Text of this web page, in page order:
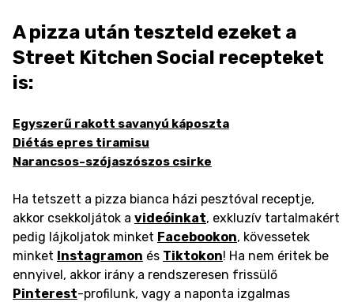
A pizza után teszteld ezeket a
Street Kitchen Social recepteket
is:
Egyszerű rakott savanyú káposzta
Diétás epres tiramisu
Narancsos-szójaszószos csirke
Ha tetszett a pizza bianca házi pesztóval receptje,
akkor csekkoljátok a videóinkat, exkluzív tartalmakért
pedig lájkoljatok minket Facebookon, kövessetek
minket Instagramon és Tiktokon! Ha nem éritek be
ennyivel, akkor irány a rendszeresen frissülő
Pinterest-profilunk, vagy a naponta izgalmas